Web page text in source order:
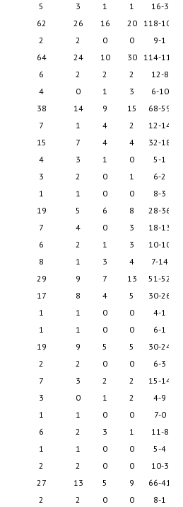
5 3 1 1
16-3
62 26 16 20
118-102
2 2 0 0
9-1
64 24 10 30
114-119
6 2 2 2
12-8
4 0 1 3
6-10
38 14 9 15
68-59
7 1 4 2
12-14
15 7 4 4
32-18
4 3 1 0
5-1
3 2 0 1
6-2
1 1 0 0
8-3
19 5 6 8
28-36
7 4 0 3
18-13
6 2 1 3
10-10
8 1 3 4
7-14
29 9 7 13
51-52
17 8 4 5
30-26
1 1 0 0
4-1
1 1 0 0
6-1
19 9 5 5
30-24
2 2 0 0
6-3
7 3 2 2
15-14
3 0 1 2
4-9
1 1 0 0
7-0
6 2 3 1
11-8
1 1 0 0
5-4
2 2 0 0
10-3
27 13 5 9
66-41
2 2 0 0 8-1